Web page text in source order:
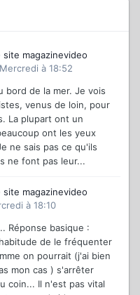
magazinevideo
Mercredi à 18:52
bord de la mer. Je vois
venus de loin, pour
La plupart ont un
ont les yeux
ne sais pas ce qu'ils
ne font pas leur...
magazinevideo
à 18:10
Réponse basique :
de le fréquenter
on pourrait (j'ai bien
mon cas ) s'arrêter
coin... Il n'est pas vital